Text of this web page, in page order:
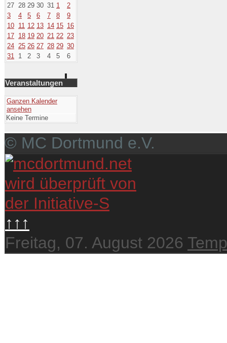
27 28 29 30 31 1
2
3
4 5 6 7 8
9
10 11 12 13 14 15 16
17 18 19 20 21 22 23
24 25 26 27 28 29 30
31 1 2 3 4 5 6
Veranstaltungen
Ganzen Kalender
ansehen
Keine Termine
© MC Dortmund e.V.
↑↑↑
Freitag, 07. August 2026